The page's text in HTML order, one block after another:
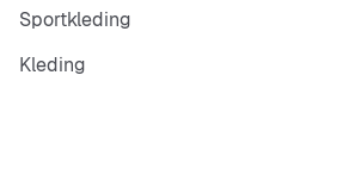
Sportkleding
Kleding